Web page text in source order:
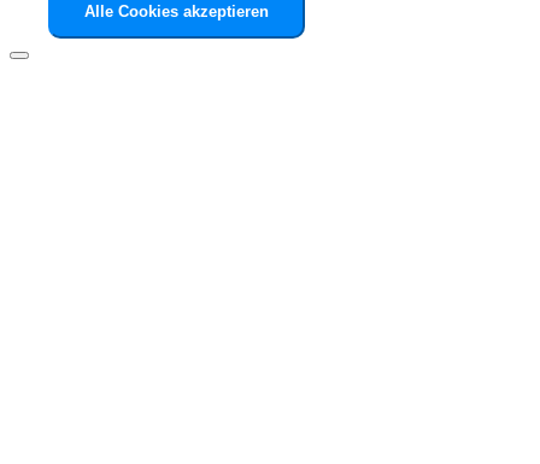
Alle Cookies akzeptieren